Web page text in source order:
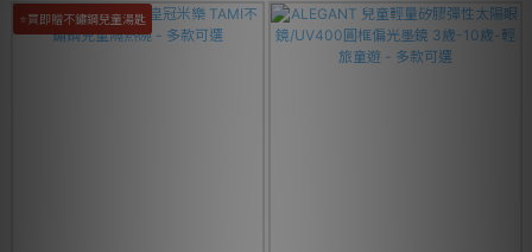
⭐買即贈不鏽鋼兒童湯匙